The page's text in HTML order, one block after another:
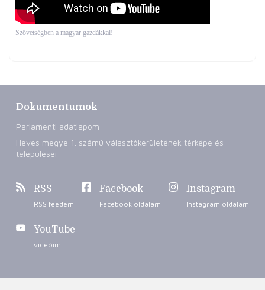
Szövetségben a magyar gazdákkal!
Dokumentumok
Parlamenti adatlapom
Heves megye 1. számú választókerületének térképe és
települései
RSS
RSS feedem
Facebook
Facebook oldalam
Instagram
Instagram oldalam
YouTube
videóim